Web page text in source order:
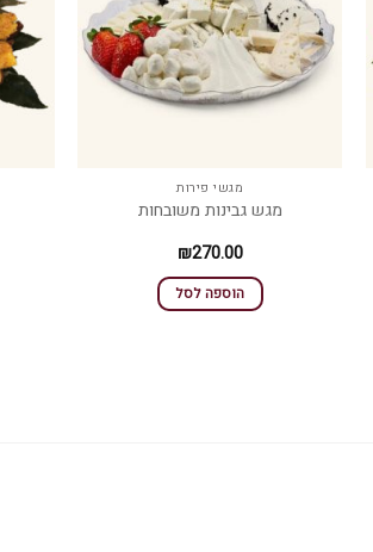
מגשי פירות
מגש גבינות משובחות
₪270.00
הוספה לסל